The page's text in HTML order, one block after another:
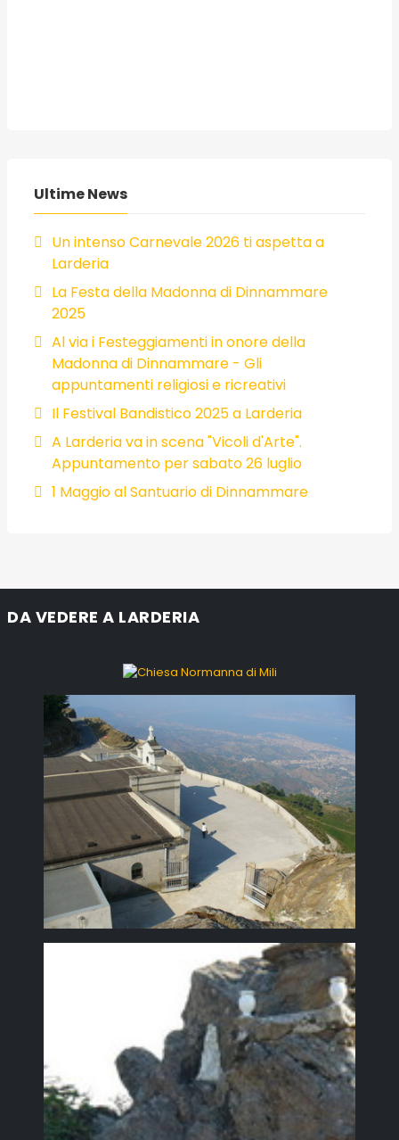
Ultime News
Un intenso Carnevale 2026 ti aspetta a
Larderia
La Festa della Madonna di Dinnammare
2025
Al via i Festeggiamenti in onore della
Madonna di Dinnammare - Gli
appuntamenti religiosi e ricreativi
Il Festival Bandistico 2025 a Larderia
A Larderia va in scena "Vicoli d'Arte".
Appuntamento per sabato 26 luglio
1 Maggio al Santuario di Dinnammare
DA VEDERE A LARDERIA